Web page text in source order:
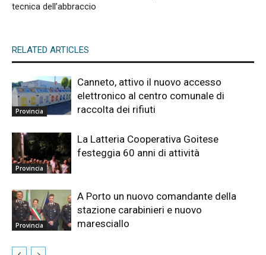
tecnica dell’abbraccio
RELATED ARTICLES
Provincia
Canneto, attivo il nuovo accesso
elettronico al centro comunale di
raccolta dei rifiuti
Provincia
La Latteria Cooperativa Goitese
festeggia 60 anni di attività
Provincia
A Porto un nuovo comandante della
stazione carabinieri e nuovo
maresciallo